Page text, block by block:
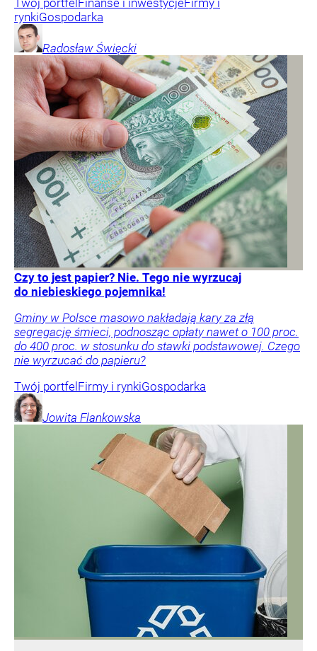
rynkiGospodarka
Radosław Święcki
Czy to jest papier? Nie. Tego nie wyrzucaj
do niebieskiego pojemnika!
Gminy w Polsce masowo nakładają kary za złą
segregację śmieci, podnosząc opłaty nawet o 100 proc.
do 400 proc. w stosunku do stawki podstawowej. Czego
nie wyrzucać do papieru?
Twój portfelFirmy i rynkiGospodarka
Jowita Flankowska